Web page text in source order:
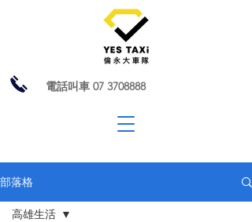
電話叫車 07 3708888
部落格
高雄生活